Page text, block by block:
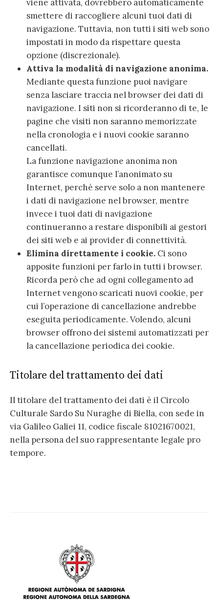
viene attivata, dovrebbero automaticamente
smettere di raccogliere alcuni tuoi dati di
navigazione. Tuttavia, non tutti i siti web sono
impostati in modo da rispettare questa
opzione (discrezionale).
Attiva la modalità di navigazione anonima.
Mediante questa funzione puoi navigare
senza lasciare traccia nel browser dei dati di
navigazione. I siti non si ricorderanno di te, le
pagine che visiti non saranno memorizzate
nella cronologia e i nuovi cookie saranno
cancellati.
La funzione navigazione anonima non
garantisce comunque l’anonimato su
Internet, perché serve solo a non mantenere
i dati di navigazione nel browser, mentre
invece i tuoi dati di navigazione
continueranno a restare disponibili ai gestori
dei siti web e ai provider di connettività.
Elimina direttamente i cookie. Ci sono
apposite funzioni per farlo in tutti i browser.
Ricorda però che ad ogni collegamento ad
Internet vengono scaricati nuovi cookie, per
cui l’operazione di cancellazione andrebbe
eseguita periodicamente. Volendo, alcuni
browser offrono dei sistemi automatizzati per
la cancellazione periodica dei cookie.
Titolare del trattamento dei dati
Il titolare del trattamento dei dati è il Circolo
Culturale Sardo Su Nuraghe di Biella, con sede in
via Galileo Galiei 11, codice fiscale 81021670021,
nella persona del suo rappresentante legale pro
tempore.